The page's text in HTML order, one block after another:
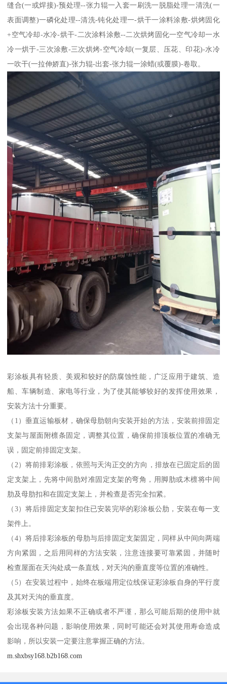
缝合(一或焊接)-预处理--张力辊一入套一刷洗一脱脂处理一清洗(一
表面调整)一磷化处理--清洗-钝化处理一-烘干一涂料涂敷-烘烤固化
+空气冷却-水冷-烘干-二次涂料涂敷--二次烘烤固化一空气冷却一水
冷一烘于-三次涂敷-三次烘烤-空气冷却(一复层、压花、印花)-水冷
一吹干(一拉伸娇直)-张力辊-出套-张力辊一涂蜡(或覆膜)-卷取。
彩涂板具有轻质、美观和较好的防腐蚀性能，广泛应用于建筑、造
船、车辆制造、家电等行业，为了使其能够较好的发挥使用效果，
安装方法十分重要。
（1）垂直运输板材，确保母肋朝向安装开始的方法，安装前排固定
支架与屋面附檩条固定，调整其位置，确保前排顶板位置的准确无
误，固定前排固定支架。
（2）将前排彩涂板，依照与天沟正交的方向，排放在已固定后的固
定支架上，先将中间肋对准固定支架的弯角，用脚肋或木檩将中间
肋及母肋扣和在固定支架上，并检查是否完全扣紧。
（3）将后排固定支架扣住已安装完毕的彩涂板公肋，安装在每一支
架件上。
（4）将后排彩涂板的母肋与后排固定支架固定，同样从中间向两端
方向紧固，之后用同样的方法安装，注意连接要可靠紧固，并随时
检查屋面在天沟处成一条直线，对天沟的垂直度等位置的准确性。
（5）在安装过程中，始终在板端用定位线保证彩涂板自身的平行度
及其对天沟的垂直度。
彩涂板安装方法如果不正确或者不严谨，那么可能后期的使用中就
会出现各种问题，影响使用效果，同时可能还会对其使用寿命造成
影响，所以安装一定要注意掌握正确的方法。
m.shxbsy168.b2b168.com